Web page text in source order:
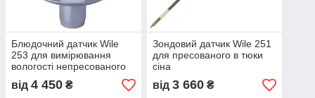
Блюдочний датчик Wile
253 для вимірювання
вологості непресованого
сіна
від 4 450 ₴
Зондовий датчик Wile 251
для пресованого в тюки
сіна
від 3 660₴